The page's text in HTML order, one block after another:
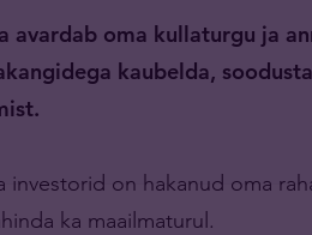
avardab oma kullaturgu ja
kaubelda,
investorid on hakanud oma
ka maailmaturul.